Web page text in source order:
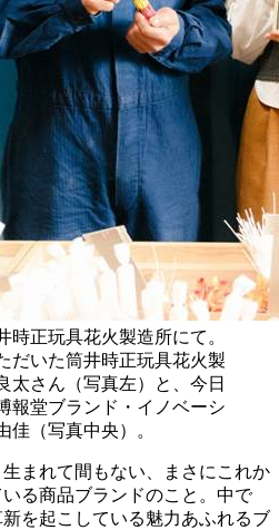
時正玩具花火製造所にて。
だいた筒井時正玩具花火製
太さん（写真左）と、今日
報堂ブランド・イノベーシ
佳（写真中央）。
生まれて間もない、まさにこれか
る商品ブランドのこと。中で
を起こしている魅力あふれるブ